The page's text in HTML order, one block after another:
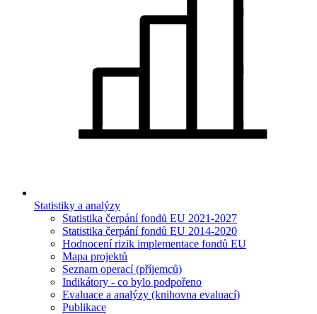
Statistiky a analýzy
Statistika čerpání fondů EU 2021-2027
Statistika čerpání fondů EU 2014-2020
Hodnocení rizik implementace fondů EU
Mapa projektů
Seznam operací (příjemců)
Indikátory - co bylo podpořeno
Evaluace a analýzy (knihovna evaluací)
Publikace